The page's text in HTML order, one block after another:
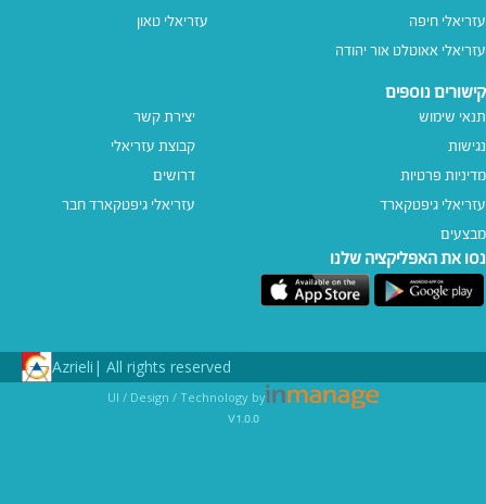
עזריאלי חיפה
עזריאלי אאוטלט אור יהודה
עזריאלי טאון
קישורים נוספים
תנאי שימוש
נגישות
מדיניות פרטיות
עזריאלי גיפטקארד
מבצעים
יצירת קשר
קבוצת עזריאלי
דרושים
עזריאלי גיפטקארד חבר‎
נסו את האפליקציה שלנו
All rights reserved |
Azrieli
UI / Design / Technology by
v1.0.0